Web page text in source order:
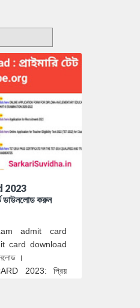
2023
ডাউনলোড করুন
admit card
card download
।
2023: প্রিয়